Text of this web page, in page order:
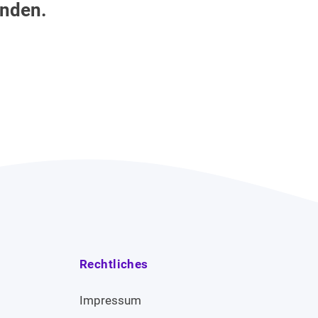
Rechtliches
Impressum